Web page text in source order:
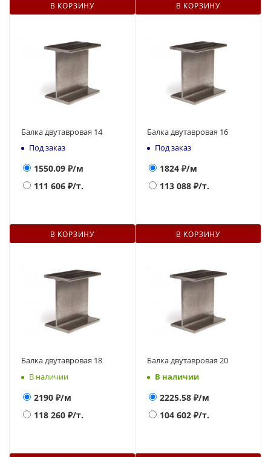
В КОРЗИНУ В КОРЗИНУ
Балка двутавровая 14
Под заказ
1550.09 ₽/м
111 606 ₽/т.
В КОРЗИНУ
Балка двутавровая 16
Под заказ
1824 ₽/м
113 088 ₽/т.
В КОРЗИНУ
Балка двутавровая 18
В наличии
2190 ₽/м
118 260 ₽/т.
Балка двутавровая 20
В наличии
2225.58 ₽/м
104 602 ₽/т.